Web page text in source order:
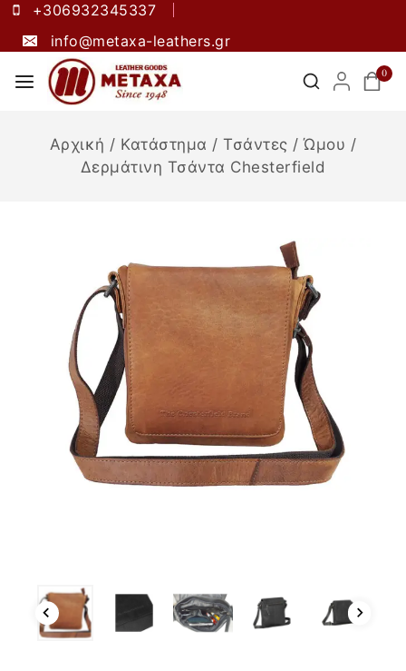
+306932345337
info@metaxa-leathers.gr
0
Αρχική / Κατάστημα / Τσάντες / Ώμου /
Δερμάτινη Τσάντα Chesterfield